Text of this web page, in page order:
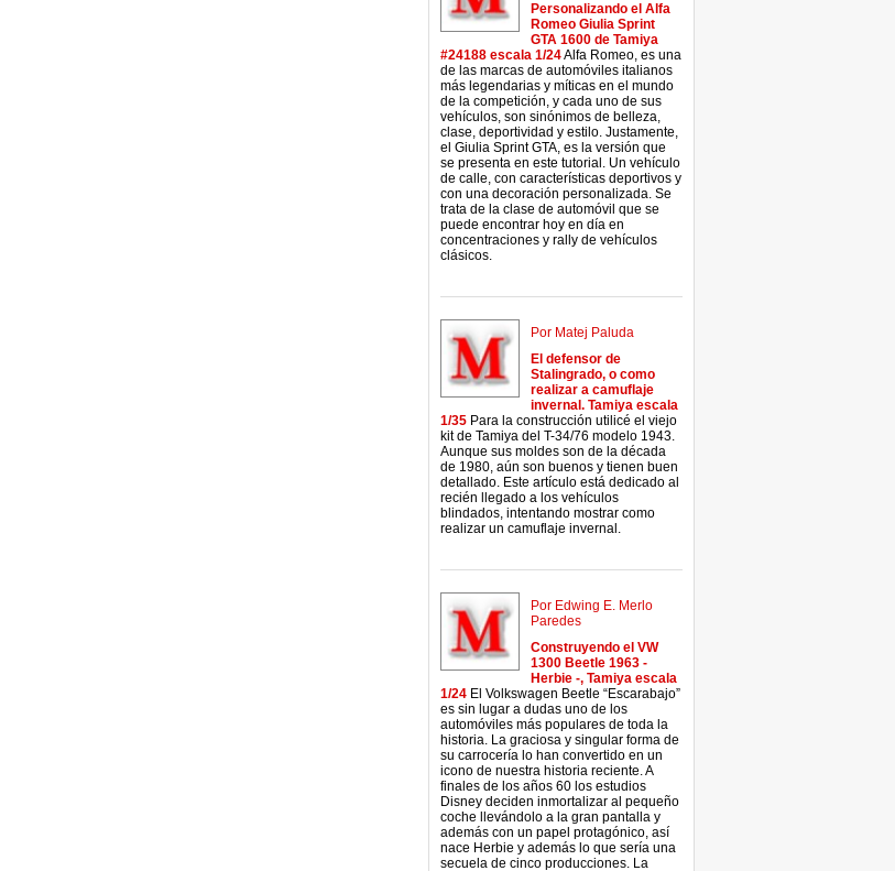
Personalizando el Alfa
Romeo Giulia Sprint
GTA 1600 de Tamiya
#24188 escala 1/24Alfa Romeo, es una
de las marcas de automóviles italianos
más legendarias y míticas en el mundo
de la competición, y cada uno de sus
vehículos, son sinónimos de belleza,
clase, deportividad y estilo. Justamente,
el Giulia Sprint GTA, es la versión que
se presenta en este tutorial. Un vehículo
de calle, con características deportivos y
con una decoración personalizada. Se
trata de la clase de automóvil que se
puede encontrar hoy en día en
concentraciones y rally de vehículos
clásicos.
Por Matej Paluda
El defensor de
Stalingrado, o como
realizar a camuflaje
invernal. Tamiya escala
1/35 Para la construcción utilicé el viejo
kit de Tamiya del T-34/76 modelo 1943.
Aunque sus moldes son de la década
de 1980, aún son buenos y tienen buen
detallado. Este artículo está dedicado al
recién llegado a los vehículos
blindados, intentando mostrar como
realizar un camuflaje invernal.
Por Edwing E. Merlo
Paredes
Construyendo el VW
1300 Beetle 1963 -
Herbie -, Tamiya escala
1/24 El Volkswagen Beetle “Escarabajo”
es sin lugar a dudas uno de los
automóviles más populares de toda la
historia. La graciosa y singular forma de
su carrocería lo han convertido en un
icono de nuestra historia reciente. A
finales de los años 60 los estudios
Disney deciden inmortalizar al pequeño
coche llevándolo a la gran pantalla y
además con un papel protagónico, así
nace Herbie y además lo que sería una
secuela de cinco producciones. La